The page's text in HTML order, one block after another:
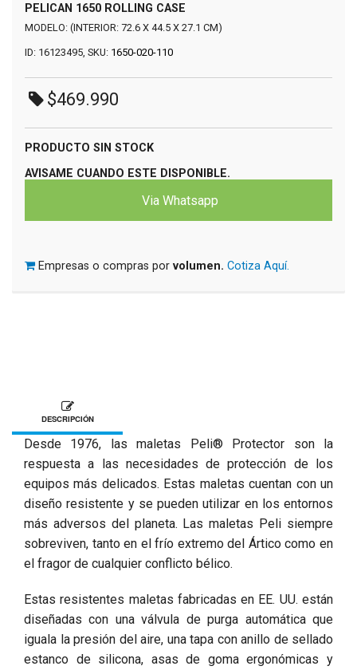
PELICAN 1650 ROLLING CASE
MODELO: (INTERIOR: 72.6 X 44.5 X 27.1 CM)
ID: 16123495, SKU: 1650-020-110
$469.990
PRODUCTO SIN STOCK
AVISAME CUANDO ESTE DISPONIBLE.
Via Whatsapp
Empresas o compras por volumen. Cotiza Aquí.
DESCRIPCIÓN
Desde 1976, las maletas Peli® Protector son la
respuesta a las necesidades de protección de los
equipos más delicados. Estas maletas cuentan con un
diseño resistente y se pueden utilizar en los entornos
más adversos del planeta. Las maletas Peli siempre
sobreviven, tanto en el frío extremo del Ártico como en
el fragor de cualquier conflicto bélico.
Estas resistentes maletas fabricadas en EE. UU. están
diseñadas con una válvula de purga automática que
iguala la presión del aire, una tapa con anillo de sellado
estanco de silicona, asas de goma ergonómicas y